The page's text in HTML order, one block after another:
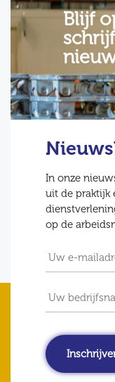
Blijf
In onze
uit de praktijk
op de